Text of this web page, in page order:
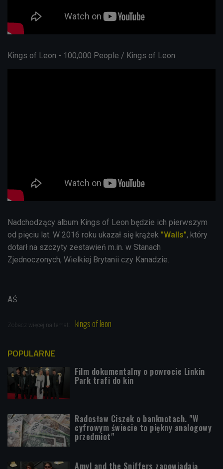
Kings of Leon - 100,000 People / Kings of Leon
Nadchodzący album Kings of Leon będzie ich pierwszym
od pięciu lat. W 2016 roku ukazał się krążek "Walls", który
dotarł na szczyty zestawień m.in. w Stanach
Zjednoczonych, Wielkiej Brytanii czy Kanadzie.
AŚ
Zobacz więcej na temat: kings of leon
POPULARNE
Film dokumentalny o powrocie Linkin
Park trafi do kin
Radosław Ciszek o banknotach. "W
cyfrowym świecie to piękny analogowy
przedmiot"
Amyl and the Sniffers zapowiadają